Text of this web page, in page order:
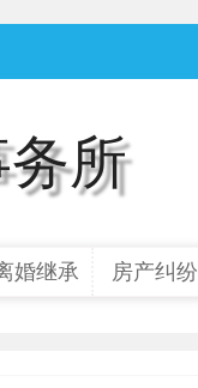
务所
婚继承 房产纠纷